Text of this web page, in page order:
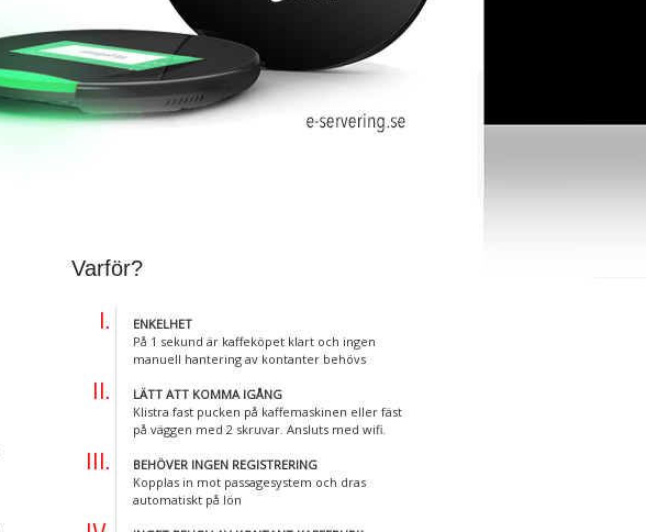
Varför?
ENKELHET
På 1 sekund är kaffeköpet klart och ingen
manuell hantering av kontanter behövs
LÄTT ATT KOMMA IGÅNG
Klistra fast pucken på kaffemaskinen eller fäst
på väggen med 2 skruvar. Ansluts med wifi.
BEHÖVER INGEN REGISTRERING
Kopplas in mot passagesystem och dras
automatiskt på lön